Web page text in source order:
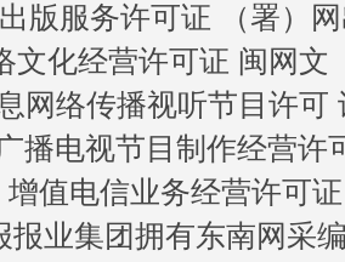
版服务许可证 （署）
文化经营许可证 闽网文
网络传播视听节目许可
播电视节目制作经营许
增值电信业务经营许可
报业集团拥有东南网采